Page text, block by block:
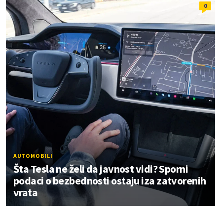
0
AUTOMOBILI
Šta Tesla ne želi da javnost vidi? Sporni
podaci o bezbednosti ostaju iza zatvorenih
vrata